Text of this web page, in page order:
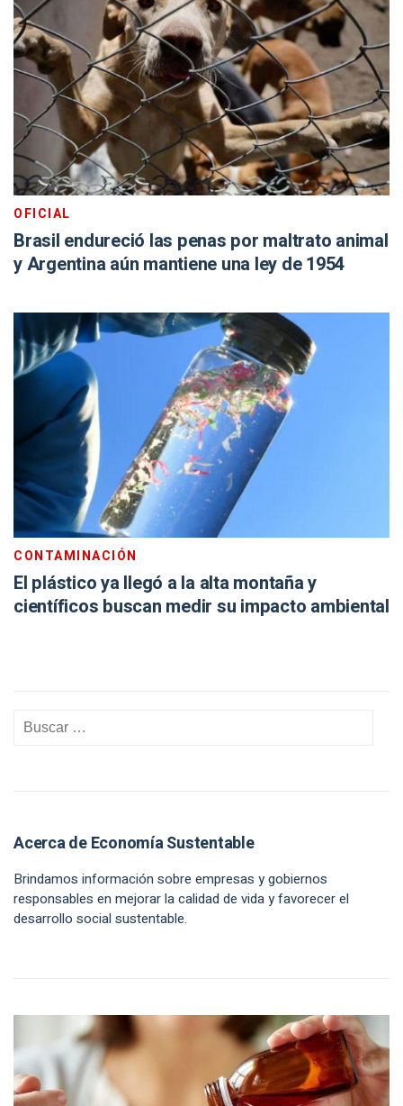
OFICIAL
Brasil endureció las penas por maltrato animal
y Argentina aún mantiene una ley de 1954
CONTAMINACIÓN
El plástico ya llegó a la alta montaña y
científicos buscan medir su impacto ambiental
Acerca de Economía Sustentable
Brindamos información sobre empresas y gobiernos
responsables en mejorar la calidad de vida y favorecer el
desarrollo social sustentable.